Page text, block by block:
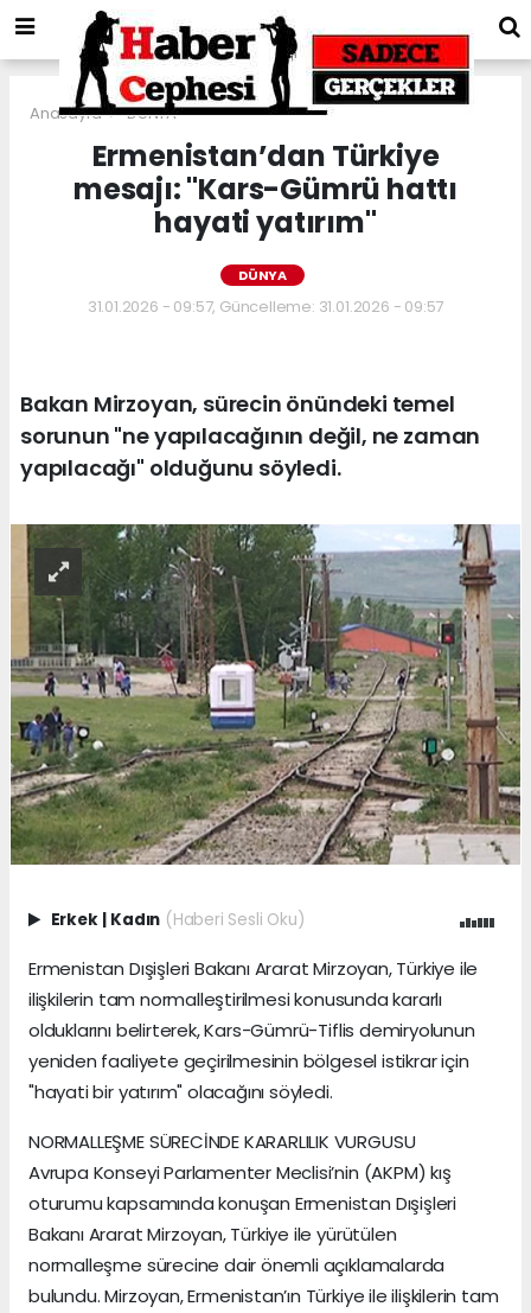
Anasayfa DÜNYA
Ermenistan’dan Türkiye
mesajı: "Kars-Gümrü hattı
hayati yatırım"
DÜNYA
31.01.2026 - 09:57, Güncelleme: 31.01.2026 - 09:57
Bakan Mirzoyan, sürecin önündeki temel
sorunun "ne yapılacağının değil, ne zaman
yapılacağı" olduğunu söyledi.
Erkek Kadın (Haberi Sesli Oku)
Ermenistan Dışişleri Bakanı Ararat Mirzoyan, Türkiye ile
ilişkilerin tam normalleştirilmesi konusunda kararlı
olduklarını belirterek, Kars-Gümrü-Tiflis demiryolunun
yeniden faaliyete geçirilmesinin bölgesel istikrar için
"hayati bir yatırım" olacağını söyledi.
NORMALLEŞME SÜRECİNDE KARARLILIK VURGUSU
Avrupa Konseyi Parlamenter Meclisi’nin (AKPM) kış
oturumu kapsamında konuşan Ermenistan Dışişleri
Bakanı Ararat Mirzoyan, Türkiye ile yürütülen
normalleşme sürecine dair önemli açıklamalarda
bulundu. Mirzoyan, Ermenistan’ın Türkiye ile ilişkilerin tam